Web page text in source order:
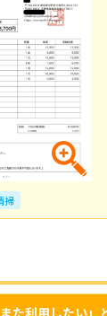
掃
また利用したい」